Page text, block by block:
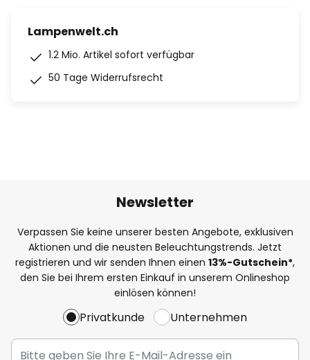
Lampenwelt.ch
1.2 Mio. Artikel sofort verfügbar
50 Tage Widerrufsrecht
Newsletter
Verpassen Sie keine unserer besten Angebote, exklusiven
Aktionen und die neusten Beleuchtungstrends. Jetzt
registrieren und wir senden Ihnen einen 13%-Gutschein*,
den Sie bei Ihrem ersten Einkauf in unserem Onlineshop
einlösen können!
Privatkunde Unternehmen